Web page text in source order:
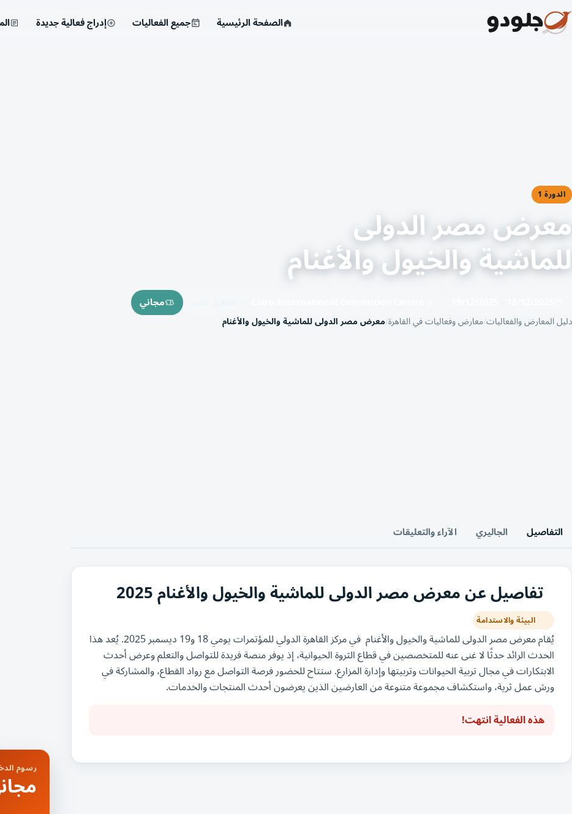
الصفحة الرئيسية جميع الفعاليات إدراج فعالية جديدة
الدورة 1
معرض مصر الدولى
للماشية والخيول والأغنام
مجاني
دليل المعارض والفعالياتمعارض وفعاليات في القاهرةمعرض مصر الدولى للماشية والخيول والأغنام
التفاصيل الجاليري الآراء والتعليقات
تفاصيل عن معرض مصر الدولى للماشية والخيول والأغنام 2025
البيئة والاستدامة
يُقام معرض مصر الدولى للماشية والخيول والأغنام في مركز القاهرة الدولي للمؤتمرات يومي 18 و19 ديسمبر 2025. يُعد هذا
الحدث الرائد حدثًا لا غنى عنه للمتخصصين في قطاع الثروة الحيوانية، إذ يوفر منصة فريدة للتواصل والتعلم وعرض أحدث
الابتكارات في مجال تربية الحيوانات وتربيتها وإدارة المزارع. ستتاح للحضور فرصة التواصل مع رواد القطاع، والمشاركة في
ورش عمل ثرية، واستكشاف مجموعة متنوعة من العارضين الذين يعرضون أحدث المنتجات والخدمات.
هذه الفعالية انتهت!
رسوم